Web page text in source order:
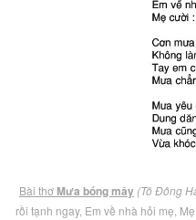
Bài thơ Mưa bóng mây (Tô Đông
rồi tạnh ngay, Em về nhà hỏi mẹ,